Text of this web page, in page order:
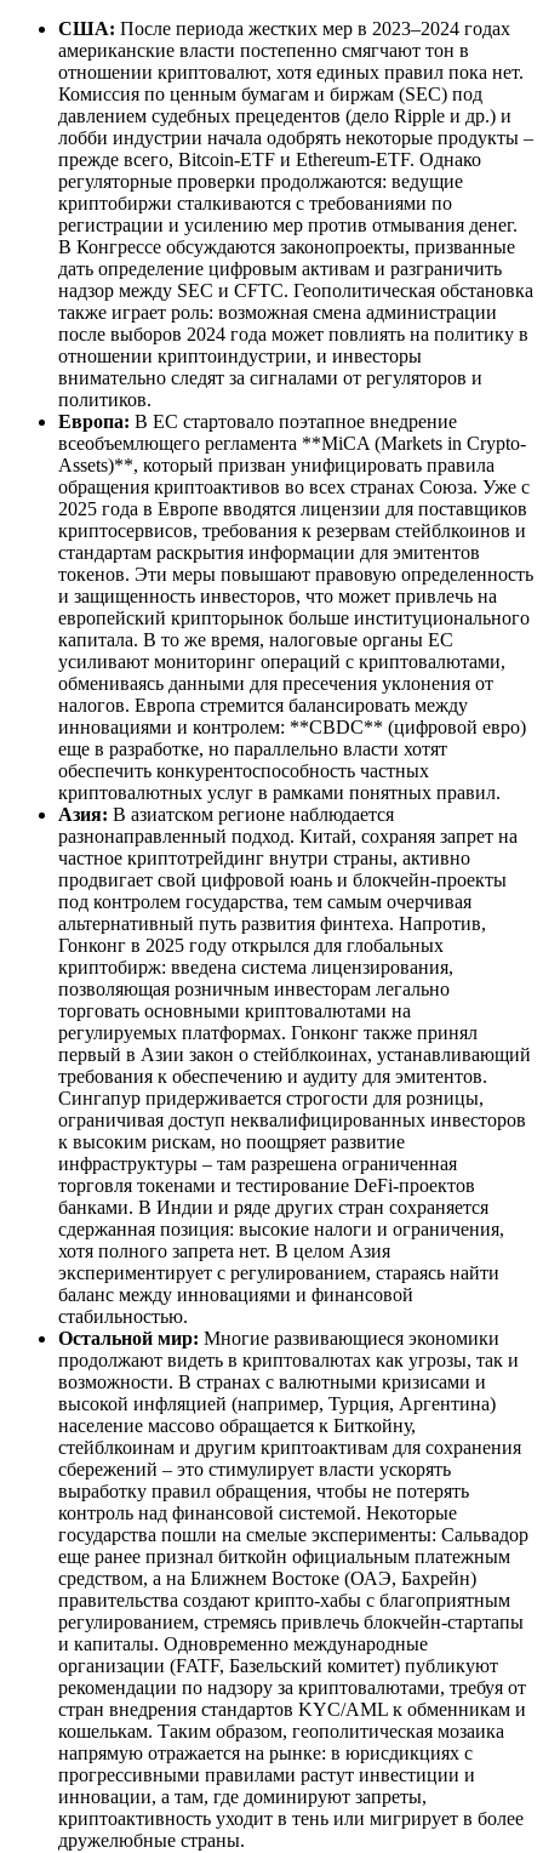
США: После периода жестких мер в 2023–2024 годах
американские власти постепенно смягчают тон в
отношении криптовалют, хотя единых правил пока нет.
Комиссия по ценным бумагам и биржам (SEC) под
давлением судебных прецедентов (дело Ripple и др.) и
лобби индустрии начала одобрять некоторые продукты –
прежде всего, Bitcoin-ETF и Ethereum-ETF. Однако
регуляторные проверки продолжаются: ведущие
криптобиржи сталкиваются с требованиями по
регистрации и усилению мер против отмывания денег.
В Конгрессе обсуждаются законопроекты, призванные
дать определение цифровым активам и разграничить
надзор между SEC и CFTC. Геополитическая обстановка
также играет роль: возможная смена администрации
после выборов 2024 года может повлиять на политику в
отношении криптоиндустрии, и инвесторы
внимательно следят за сигналами от регуляторов и
политиков.
Европа: В ЕС стартовало поэтапное внедрение
всеобъемлющего регламента **MiCA (Markets in Crypto-
Assets)**, который призван унифицировать правила
обращения криптоактивов во всех странах Союза. Уже с
2025 года в Европе вводятся лицензии для поставщиков
криптосервисов, требования к резервам стейблкоинов и
стандартам раскрытия информации для эмитентов
токенов. Эти меры повышают правовую определенность
и защищенность инвесторов, что может привлечь на
европейский крипторынок больше институционального
капитала. В то же время, налоговые органы ЕС
усиливают мониторинг операций с криптовалютами,
обмениваясь данными для пресечения уклонения от
налогов. Европа стремится балансировать между
инновациями и контролем: **CBDC** (цифровой евро)
еще в разработке, но параллельно власти хотят
обеспечить конкурентоспособность частных
криптовалютных услуг в рамками понятных правил.
Азия: В азиатском регионе наблюдается
разнонаправленный подход. Китай, сохраняя запрет на
частное криптотрейдинг внутри страны, активно
продвигает свой цифровой юань и блокчейн-проекты
под контролем государства, тем самым очерчивая
альтернативный путь развития финтеха. Напротив,
Гонконг в 2025 году открылся для глобальных
криптобирж: введена система лицензирования,
позволяющая розничным инвесторам легально
торговать основными криптовалютами на
регулируемых платформах. Гонконг также принял
первый в Азии закон о стейблкоинах, устанавливающий
требования к обеспечению и аудиту для эмитентов.
Сингапур придерживается строгости для розницы,
ограничивая доступ неквалифицированных инвесторов
к высоким рискам, но поощряет развитие
инфраструктуры – там разрешена ограниченная
торговля токенами и тестирование DeFi-проектов
банками. В Индии и ряде других стран сохраняется
сдержанная позиция: высокие налоги и ограничения,
хотя полного запрета нет. В целом Азия
экспериментирует с регулированием, стараясь найти
баланс между инновациями и финансовой
стабильностью.
Остальной мир: Многие развивающиеся экономики
продолжают видеть в криптовалютах как угрозы, так и
возможности. В странах с валютными кризисами и
высокой инфляцией (например, Турция, Аргентина)
население массово обращается к Биткойну,
стейблкоинам и другим криптоактивам для сохранения
сбережений – это стимулирует власти ускорять
выработку правил обращения, чтобы не потерять
контроль над финансовой системой. Некоторые
государства пошли на смелые эксперименты: Сальвадор
еще ранее признал биткойн официальным платежным
средством, а на Ближнем Востоке (ОАЭ, Бахрейн)
правительства создают крипто-хабы с благоприятным
регулированием, стремясь привлечь блокчейн-стартапы
и капиталы. Одновременно международные
организации (FATF, Базельский комитет) публикуют
рекомендации по надзору за криптовалютами, требуя от
стран внедрения стандартов KYC/AML к обменникам и
кошелькам. Таким образом, геополитическая мозаика
напрямую отражается на рынке: в юрисдикциях с
прогрессивными правилами растут инвестиции и
инновации, а там, где доминируют запреты,
криптоактивность уходит в тень или мигрирует в более
дружелюбные страны.